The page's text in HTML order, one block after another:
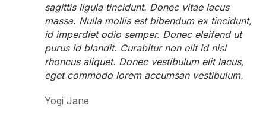
sagittis ligula tincidunt. Donec vitae lacus
massa. Nulla mollis est bibendum ex tincidunt,
id imperdiet odio semper. Donec eleifend ut
purus id blandit. Curabitur non elit id nisl
rhoncus aliquet. Donec vestibulum elit lacus,
eget commodo lorem accumsan vestibulum.
Yogi Jane